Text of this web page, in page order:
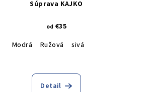
Súprava KAJKO
od €35
Modrá
Ružová sivá
Detail